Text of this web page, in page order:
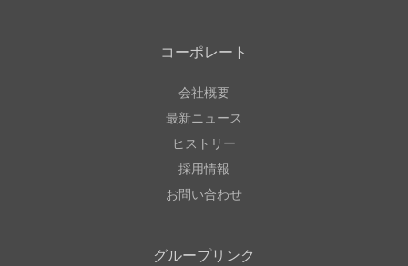
コーポレート
会社概要
最新ニュース
ヒストリー
採用情報
お問い合わせ
グループリンク